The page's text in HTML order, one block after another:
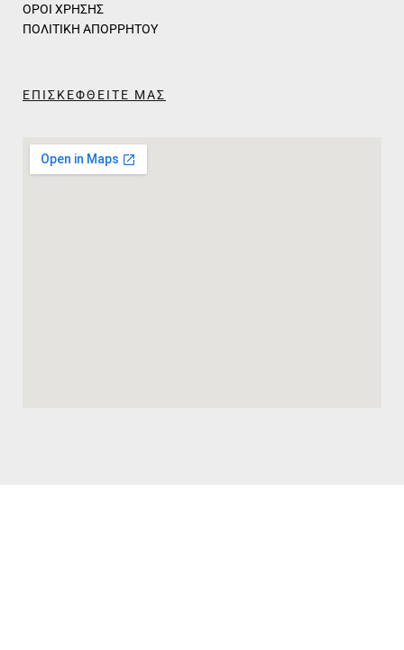
ΟΡΟΙ ΧΡΗΣΗΣ
ΠΟΛΙΤΙΚΗ ΑΠΟΡΡΗΤΟΥ
ΕΠΙΣΚΕΦΘΕΙΤΕ ΜΑΣ